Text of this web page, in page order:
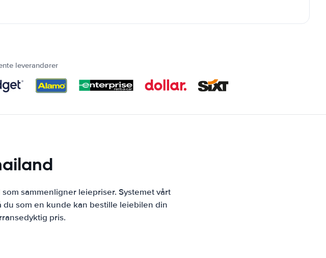
leverandører
sammenligner leiepriser. Systemet vårt
som en kunde kan bestille leiebilen din
pris.